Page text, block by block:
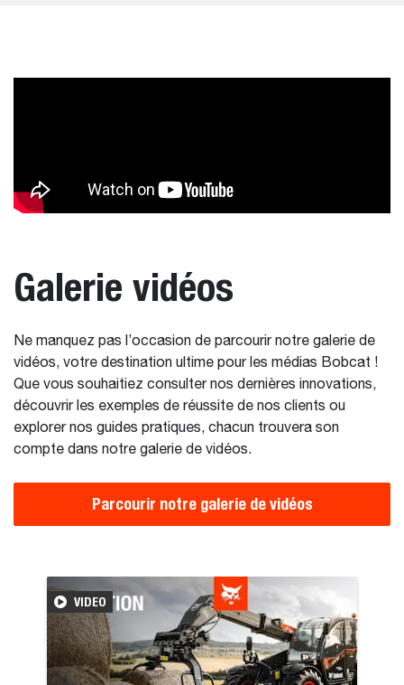
Galerie vidéos
Ne manquez pas l’occasion de parcourir notre galerie de
vidéos, votre destination ultime pour les médias Bobcat !
Que vous souhaitiez consulter nos dernières innovations,
découvrir les exemples de réussite de nos clients ou
explorer nos guides pratiques, chacun trouvera son
compte dans notre galerie de vidéos.
Parcourir notre galerie de vidéos
VIDEO
impressions sur la technologie V-Drive d’experts du